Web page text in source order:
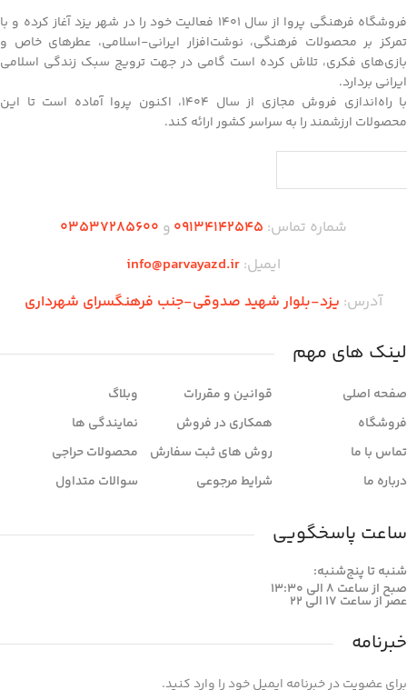
فروشگاه فرهنگی پروا از سال ۱۴۰۱ فعالیت خود را در شهر یزد آغاز کرده و با
تمرکز بر محصولات فرهنگی، نوشت‌افزار ایرانی-اسلامی، عطرهای خاص و
بازی‌های فکری، تلاش کرده است گامی در جهت ترویج سبک زندگی اسلامی
ایرانی بردارد.
با راه‌اندازی فروش مجازی از سال ۱۴۰۴، اکنون پروا آماده است تا این
محصولات ارزشمند را به سراسر کشور ارائه کند.
شماره تماس: 09134142545 و 03537285600
ایمیل: info@parvayazd.ir
آدرس: یزد-بلوار شهید صدوقی-جنب فرهنگسرای شهرداری
لینک های مهم
صفحه اصلی
فروشگاه
تماس با ما
درباره ما
قوانین و مقررات
همکاری در فروش
روش های ثبت سفارش
شرایط مرجوعی
وبلاگ
نمایندگی ها
محصولات حراجی
سوالات متداول
ساعت پاسخگویی
شنبه تا پنج‌شنبه:
صبح از ساعت 8 الی 13:30
عصر از ساعت 17 الی 22
خبرنامه
برای عضویت در خبرنامه ایمیل خود را وارد کنید.